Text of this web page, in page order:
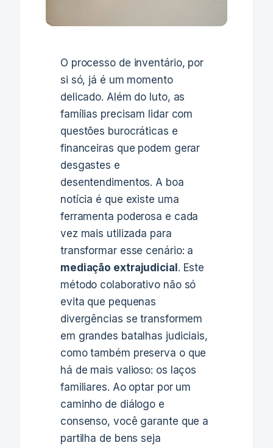
O processo de inventário, por
si só, já é um momento
delicado. Além do luto, as
famílias precisam lidar com
questões burocráticas e
financeiras que podem gerar
desgastes e
desentendimentos. A boa
notícia é que existe uma
ferramenta poderosa e cada
vez mais utilizada para
transformar esse cenário: a
mediação extrajudicial. Este
método colaborativo não só
evita que pequenas
divergências se transformem
em grandes batalhas judiciais,
como também preserva o que
há de mais valioso: os laços
familiares. Ao optar por um
caminho de diálogo e
consenso, você garante que a
partilha de bens seja